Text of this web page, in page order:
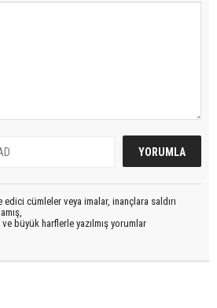
cümleler veya imalar, inançlara saldırı
büyük harflerle yazılmış yorumlar